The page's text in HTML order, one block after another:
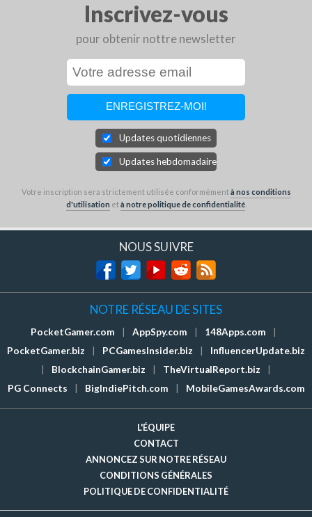
Inscrivez-vous
pour obtenir nottre newsletter
Updates quotidiennes
Updates hebdomadaires
Votre inscription sera strictement utilisée conformémentà nos conditions
d'utilisation età notre politique de confidentialité.
NOUS SUIVRE
NOTRE RÉSEAU DE SITES
PocketGamer.com AppSpy.com 148Apps.com
PocketGamer.biz
PCGamesInsider.biz
InfluencerUpdate.biz
BlockchainGamer.biz TheVirtualReport.biz
PG Connects
BigIndiePitch.com MobileGamesAwards.com
L'ÉQUIPE
CONTACT
ANNONCEZ SUR NOTRE RÉSEAU
CONDITIONS GÉNÉRALES
POLITIQUE DE CONFIDENTIALITÉ